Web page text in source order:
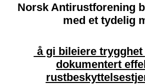
Norsk Antirustforening
med et tydelig
å gi bileiere
dokumentert